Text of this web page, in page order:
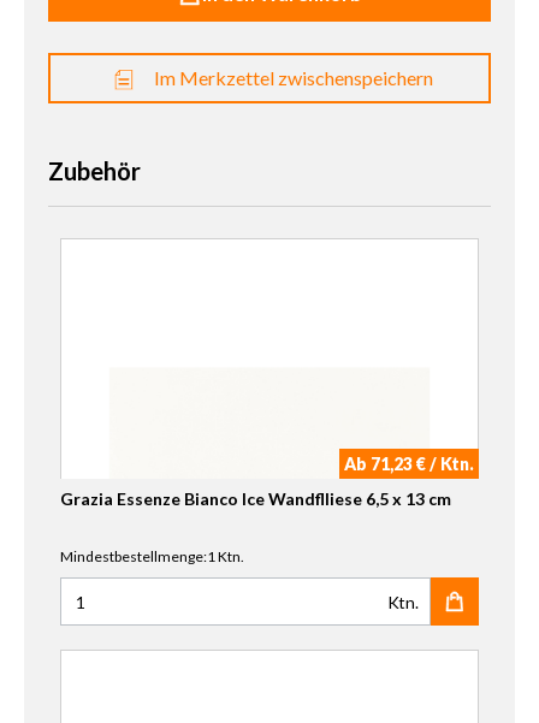
Im Merkzettel zwischenspeichern
Zubehör
Ab 71,23 € / Ktn.
Grazia Essenze Bianco Ice Wandflliese 6,5 x 13 cm
Mindestbestellmenge:1 Ktn.
Anzahl für Grazia Essenze Bianco Ice Wandflliese 6,5 x 13
Ktn.